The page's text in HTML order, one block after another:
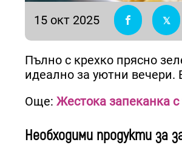
15 окт 2025
Пълно с крехко прясно
идеално за уютни вечери.
Още: Жестока запеканка
Необходими продукти за